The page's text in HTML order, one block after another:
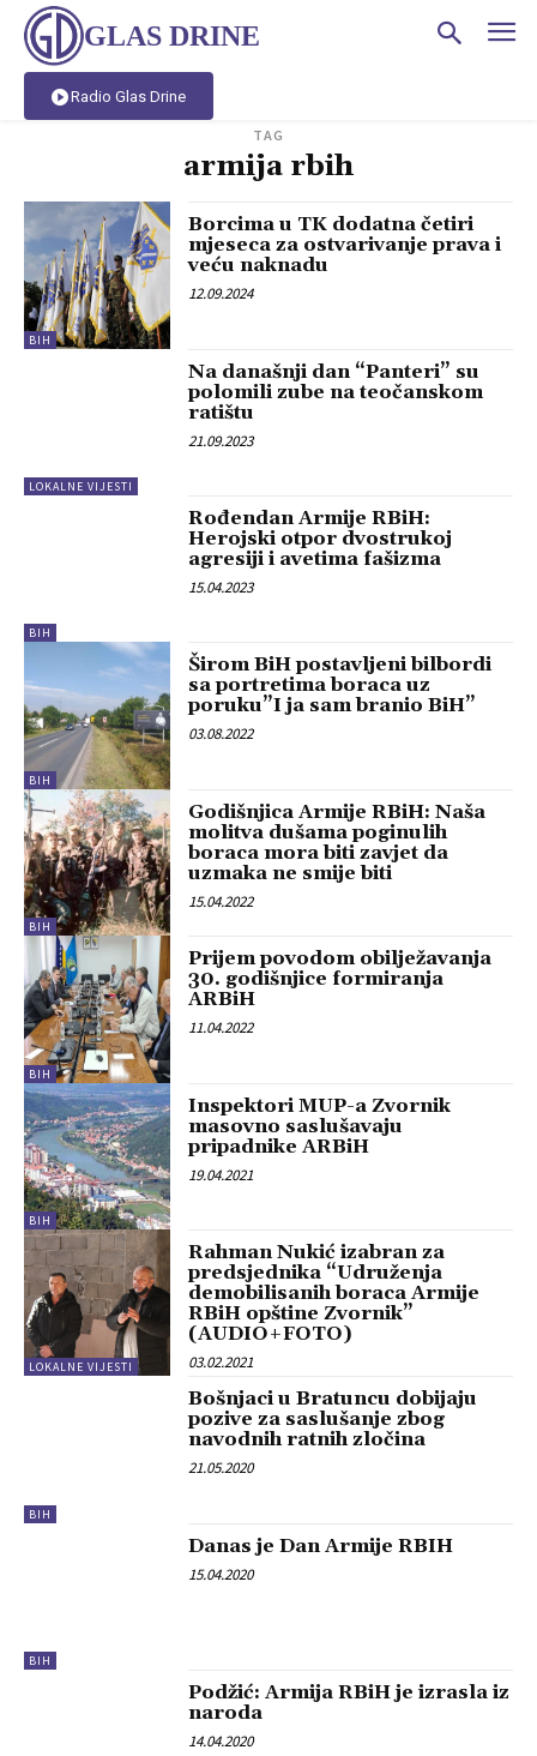
GLAS DRINE
Radio Glas Drine
TAG
armija rbih
BIH
Borcima u TK dodatna četiri
mjeseca za ostvarivanje prava i
veću naknadu
12.09.2024
LOKALNE VIJESTI
Na današnji dan “Panteri” su
polomili zube na teočanskom
ratištu
21.09.2023
BIH
Rođendan Armije RBiH:
Herojski otpor dvostrukoj
agresiji i avetima fašizma
15.04.2023
BIH
Širom BiH postavljeni bilbordi
sa portretima boraca uz
poruku”I ja sam branio BiH”
03.08.2022
BIH
Godišnjica Armije RBiH: Naša
molitva dušama poginulih
boraca mora biti zavjet da
uzmaka ne smije biti
15.04.2022
BIH
Prijem povodom obilježavanja
30. godišnjice formiranja
ARBiH
11.04.2022
BIH
Inspektori MUP-a Zvornik
masovno saslušavaju
pripadnike ARBiH
19.04.2021
LOKALNE VIJESTI
Rahman Nukić izabran za
predsjednika “Udruženja
demobilisanih boraca Armije
RBiH opštine Zvornik”
(AUDIO+FOTO)
03.02.2021
BIH
Bošnjaci u Bratuncu dobijaju
pozive za saslušanje zbog
navodnih ratnih zločina
21.05.2020
BIH
Danas je Dan Armije RBIH
15.04.2020
Podžić: Armija RBiH je izrasla iz
naroda
14.04.2020